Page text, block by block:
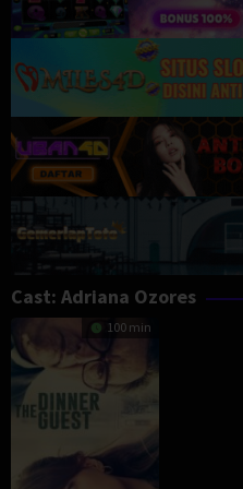
Cast: Adriana Ozores
100 min